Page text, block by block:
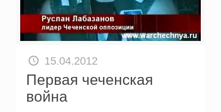
15.04.2012
Первая чеченская
война